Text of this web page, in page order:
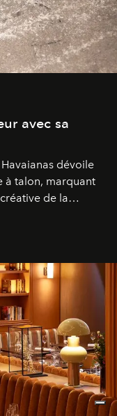
avec sa
dévoile
à talon, marquant
de la